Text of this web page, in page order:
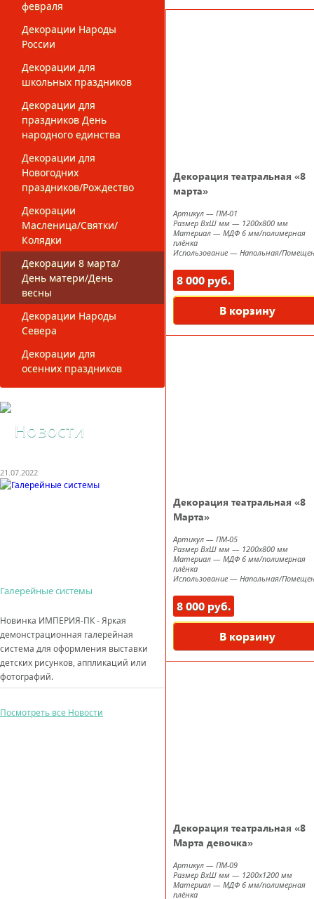
февраля
Декорации Народы
России
Декорации для
школьных праздников
Декорации для
праздников День
народного единства
Декорации для
Новогодних
праздников/Рождество
Декорации
Масленица/Святки/
Колядки
Декорации 8 марта/
День матери/День
весны
Декорации Народы
Севера
Декорации для
осенних праздников
Новости
21.07.2022
Галерейные системы
Новинка ИМПЕРИЯ-ПК - Яркая
демонстрационная галерейная
система для оформления выставки
детских рисунков, аппликаций или
фотографий.
Посмотреть все Новости
Декорация театральная «8
марта»
Артикул — ПМ-01
Размер ВxШ мм — 1200х800 мм
Материал — МДФ 6 мм/полимерная
плёнка
Использование — Напольная/
8 000 руб.
В корзину
Декорация театральная «8
Марта»
Артикул — ПМ-05
Размер ВxШ мм — 1200х800 мм
Материал — МДФ 6 мм/полимерная
плёнка
Использование — Напольная/
8 000 руб.
В корзину
Декорация театральная «8
Марта девочка»
Артикул — ПМ-09
Размер ВxШ мм — 1200х1200 мм
Материал — МДФ 6 мм/полимерная
плёнка